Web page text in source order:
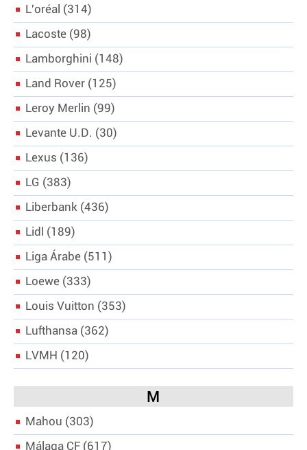
L'oréal
314
Lacoste 98
Lamborghini
148
Land Rover
125
Leroy Merlin
99
Levante U.D.
30
Lexus
136
LG
383
Liberbank 436
Lidl
189
Liga Árabe
511
Loewe
333
Louis Vuitton
353
Lufthansa
362
LVMH
120
M
Mahou
303
Málaga CF
617